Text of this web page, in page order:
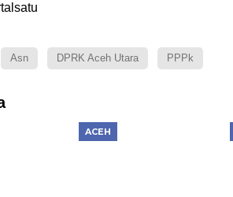
Asn DPRK Aceh Utara PPPk
ACEH